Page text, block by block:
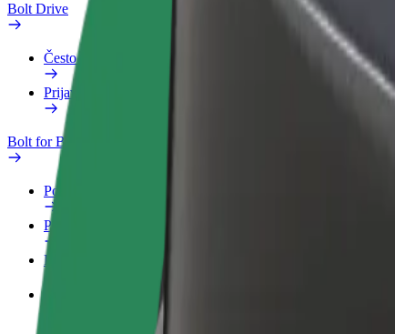
Bolt Drive
Često postavljana pitanja
Prijavi vozilo
Bolt for Business
Pogodnosti
Poslovni profil
Proizvodi
Bolt Food za poslovne korisnike